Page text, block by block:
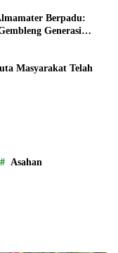
Berpadu:
Generasi
Masyarakat Telah
Asahan